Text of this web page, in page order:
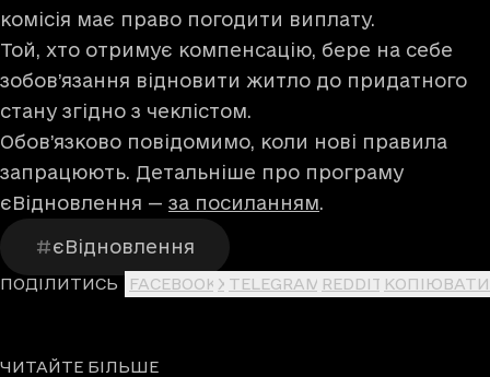
комісія має право погодити виплату.
Той, хто отримує компенсацію, бере на себе
зобов’язання відновити житло до придатного
стану згідно з чеклістом.
Обов’язково повідомимо, коли нові правила
запрацюють. Детальніше про програму
єВідновлення — за посиланням.
єВідновлення
ПОДІЛИТИСЬ FACEBOOK X TELEGRAM REDDIT КОПІЮВАТИ
ЧИТАЙТЕ БІЛЬШЕ